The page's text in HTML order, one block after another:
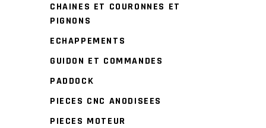
CHAINES ET COURONNES ET
PIGNONS
ECHAPPEMENTS
GUIDON ET COMMANDES
PADDOCK
PIECES CNC ANODISEES
PIECES MOTEUR